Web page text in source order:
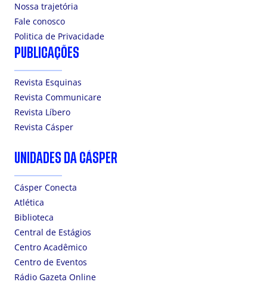
Nossa trajetória
Fale conosco
Politica de Privacidade
PUBLICAÇÕES
Revista Esquinas
Revista Communicare
Revista Líbero
Revista Cásper
UNIDADES DA CÁSPER
Cásper Conecta
Atlética
Biblioteca
Central de Estágios
Centro Acadêmico
Centro de Eventos
Rádio Gazeta Online